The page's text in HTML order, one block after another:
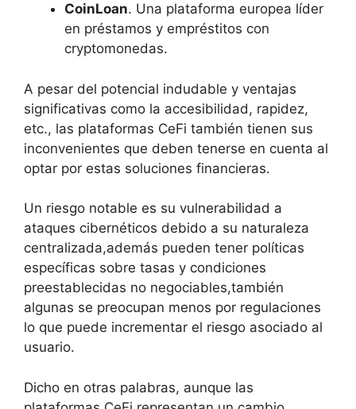
CoinLoan. Una plataforma europea líder
en préstamos y empréstitos con
cryptomonedas.
A pesar del potencial indudable y ventajas
significativas como la accesibilidad, rapidez,
etc., las plataformas CeFi también tienen sus
inconvenientes que deben tenerse en cuenta al
optar por estas soluciones financieras.
Un riesgo notable es su vulnerabilidad a
ataques cibernéticos debido a su naturaleza
centralizada,además pueden tener políticas
específicas sobre tasas y condiciones
preestablecidas no negociables,también
algunas se preocupan menos por regulaciones
lo que puede incrementar el riesgo asociado al
usuario.
Dicho en otras palabras, aunque las